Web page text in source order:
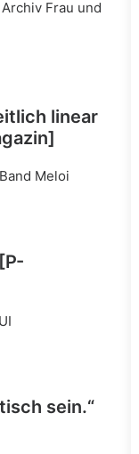
Frau und
linear
Meloi
[P-
sein.“